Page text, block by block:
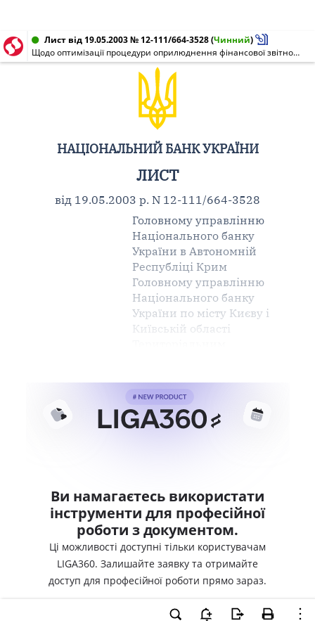
Лист від 19.05.2003 № 12-111/664-3528(Чинний)
Щодо оптимізації процедури оприлюднення фінансової звітності банками України
НАЦІОНАЛЬНИЙ БАНК УКРАЇНИ
ЛИСТ
від 19.05.2003 р. N 12-111/664-3528
Головному управлінню
Національного банку
України в Автономній
Республіці Крим
Головному управлінню
Національного банку
України по місту Києву і
Київській області
Ви намагаєтесь використати
інструменти для професійної
роботи з документом.
Ці можливості доступні тільки користувачам
LIGA360. Залишайте заявку та отримайте
доступ для професійної роботи прямо зараз.
ВХІД ДЛЯ КОРИСТУВАЧІВ LIGA360